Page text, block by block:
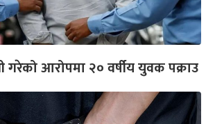
आरोपमा २० वर्षीय युवक पक्राउ